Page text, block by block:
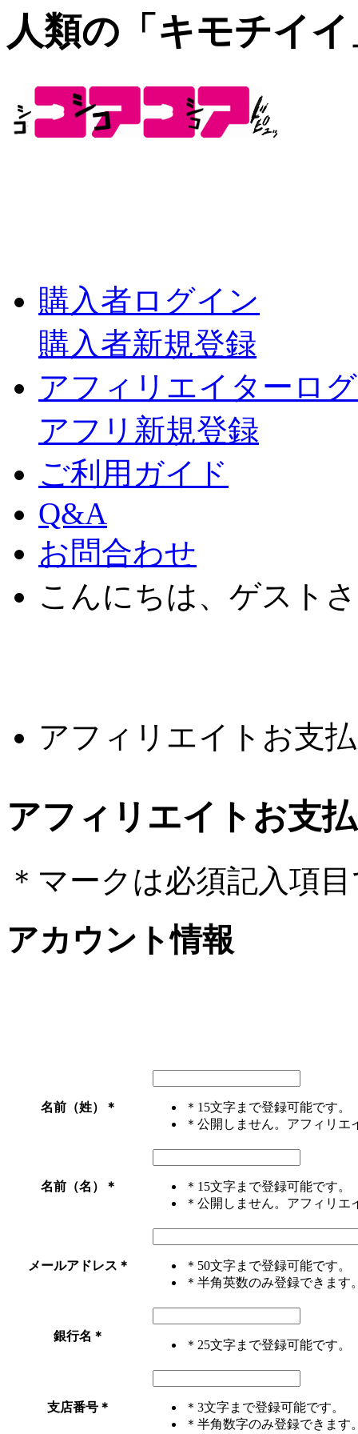
人類の「キモチイ
購入者ログイン
購入者新規登録
アフィリエイターロ
アフリ新規登録
ご利用ガイド
Q&A
お問合わせ
こんにちは、ゲスト
アフィリエイトお支
アフィリエイトお支
＊ マークは必須記入項
アカウント情報
名前（姓） ＊
＊15文字まで登録可能です。
＊公開しません。アフィリ
名前（名） ＊
＊15文字まで登録可能です。
＊公開しません。アフィリ
メールアドレス ＊
＊50文字まで登録可能です。
＊半角英数のみ登録できます
銀行名 ＊
＊25文字まで登録可能です。
支店番号 ＊
＊3文字まで登録可能です。
＊半角数字のみ登録できます